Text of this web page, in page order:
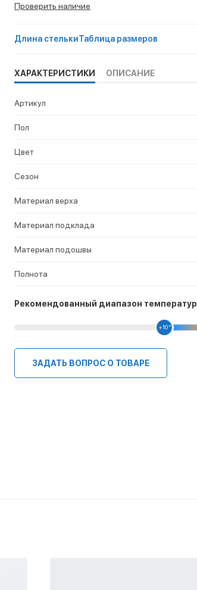
Проверить наличие
Длина стелькиТаблица размеров
ХАРАКТЕРИСТИКИ ОПИСАНИЕ
Артикул
Пол
Цвет
Сезон
Материал верха
Материал подклада
Материал подошвы
Полнота
Рекомендованный диапазон температур
+10 °
ЗАДАТЬ ВОПРОС О ТОВАРЕ